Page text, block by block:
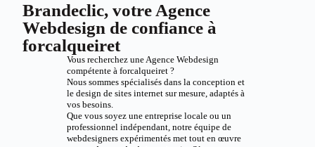
Brandeclic, votre Agence
Webdesign de confiance à
forcalqueiret
Vous recherchez une Agence Webdesign
compétente à forcalqueiret ?
Nous sommes spécialisés dans la conception et
le design de sites internet sur mesure, adaptés à
vos besoins.
Que vous soyez une entreprise locale ou un
professionnel indépendant, notre équipe de
webdesigners expérimentés met tout en œuvre